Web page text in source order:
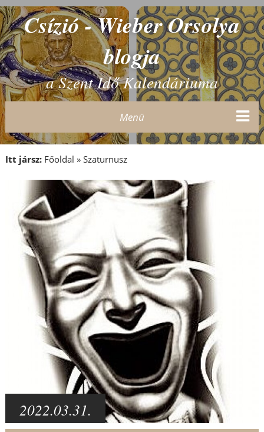
Csízió - Wieber Orsolya
blogja
a Szent Idő Kalendáriuma
Menü
Itt jársz: Főoldal » Szaturnusz
2022.03.31.